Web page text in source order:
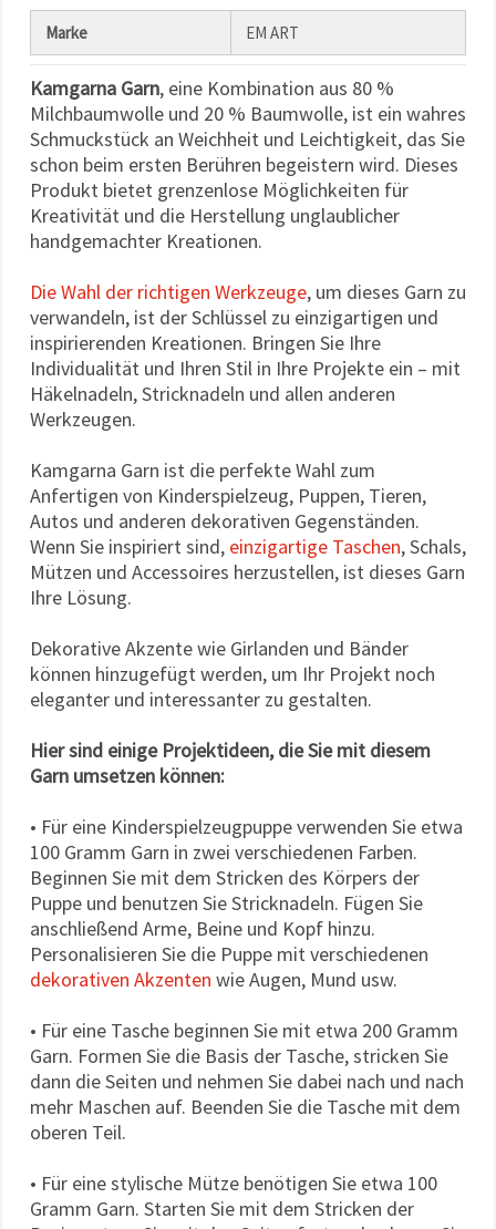
Cookie-
Einstellungen
Marke EM ART
Kamgarna Garn, eine Kombination aus 80 %
Milchbaumwolle und 20 % Baumwolle, ist ein wahres
Schmuckstück an Weichheit und Leichtigkeit, das Sie
schon beim ersten Berühren begeistern wird. Dieses
Produkt bietet grenzenlose Möglichkeiten für
Kreativität und die Herstellung unglaublicher
handgemachter Kreationen.
Die Wahl der richtigen Werkzeuge, um dieses Garn zu
verwandeln, ist der Schlüssel zu einzigartigen und
inspirierenden Kreationen. Bringen Sie Ihre
Individualität und Ihren Stil in Ihre Projekte ein – mit
Häkelnadeln, Stricknadeln und allen anderen
Werkzeugen.
Kamgarna Garn ist die perfekte Wahl zum
Anfertigen von Kinderspielzeug, Puppen, Tieren,
Autos und anderen dekorativen Gegenständen.
Wenn Sie inspiriert sind, einzigartige Taschen, Schals,
Mützen und Accessoires herzustellen, ist dieses Garn
Ihre Lösung.
Dekorative Akzente wie Girlanden und Bänder
können hinzugefügt werden, um Ihr Projekt noch
eleganter und interessanter zu gestalten.
Hier sind einige Projektideen, die Sie mit diesem
Garn umsetzen können:
• Für eine Kinderspielzeugpuppe verwenden Sie etwa
100 Gramm Garn in zwei verschiedenen Farben.
Beginnen Sie mit dem Stricken des Körpers der
Puppe und benutzen Sie Stricknadeln. Fügen Sie
anschließend Arme, Beine und Kopf hinzu.
Personalisieren Sie die Puppe mit verschiedenen
dekorativen Akzenten wie Augen, Mund usw.
• Für eine Tasche beginnen Sie mit etwa 200 Gramm
Garn. Formen Sie die Basis der Tasche, stricken Sie
dann die Seiten und nehmen Sie dabei nach und nach
mehr Maschen auf. Beenden Sie die Tasche mit dem
oberen Teil.
• Für eine stylische Mütze benötigen Sie etwa 100
Gramm Garn. Starten Sie mit dem Stricken der